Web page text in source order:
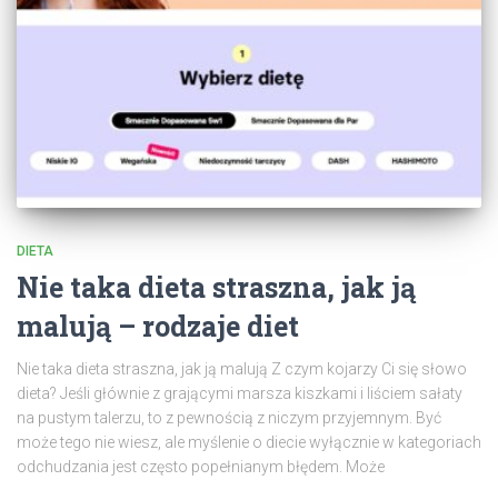
DIETA
Nie taka dieta straszna, jak ją
malują – rodzaje diet
Nie taka dieta straszna, jak ją malują Z czym kojarzy Ci się słowo
dieta? Jeśli głównie z grającymi marsza kiszkami i liściem sałaty
na pustym talerzu, to z pewnością z niczym przyjemnym. Być
może tego nie wiesz, ale myślenie o diecie wyłącznie w kategoriach
odchudzania jest często popełnianym błędem. Może